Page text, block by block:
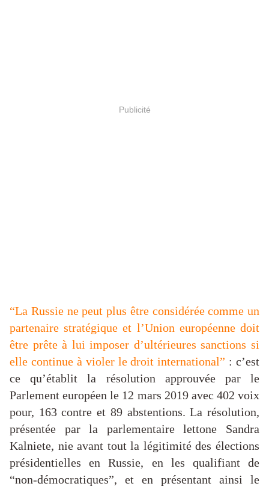
Publicité
“La Russie ne peut plus être considérée comme un
partenaire stratégique et l’Union européenne doit
être prête à lui imposer d’ultérieures sanctions si
elle continue à violer le droit international” : c’est
ce qu’établit la résolution approuvée par le
Parlement européen le 12 mars 2019 avec 402 voix
pour, 163 contre et 89 abstentions. La résolution,
présentée par la parlementaire lettone Sandra
Kalniete, nie avant tout la légitimité des élections
présidentielles en Russie, en les qualifiant de
“non-démocratiques”, et en présentant ainsi le